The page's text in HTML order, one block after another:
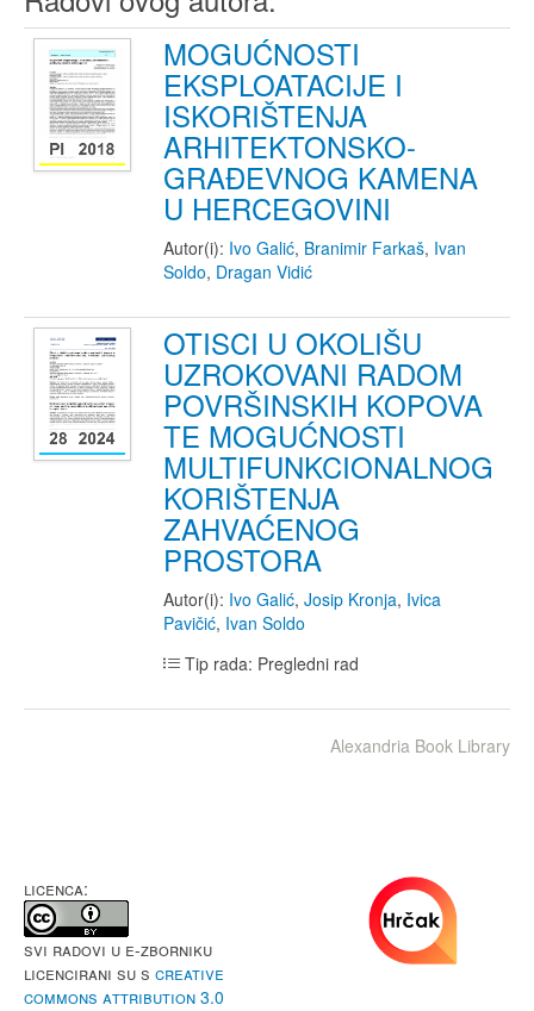
MOGUĆNOSTI
EKSPLOATACIJE I
ISKORIŠTENJA
ARHITEKTONSKO-
GRAĐEVNOG KAMENA
U HERCEGOVINI
Autor(i): Ivo Galić, Branimir Farkaš, Ivan
Soldo, Dragan Vidić
OTISCI U OKOLIŠU
UZROKOVANI RADOM
POVRŠINSKIH KOPOVA
TE MOGUĆNOSTI
MULTIFUNKCIONALNOG
KORIŠTENJA
ZAHVAĆENOG
PROSTORA
Autor(i): Ivo Galić, Josip Kronja, Ivica
Pavičić, Ivan Soldo
Tip rada: Pregledni rad
Alexandria Book Library
LICENCA:
Svi radovi u e-Zborniku
licencirani su s Creative
Commons Attribution 3.0